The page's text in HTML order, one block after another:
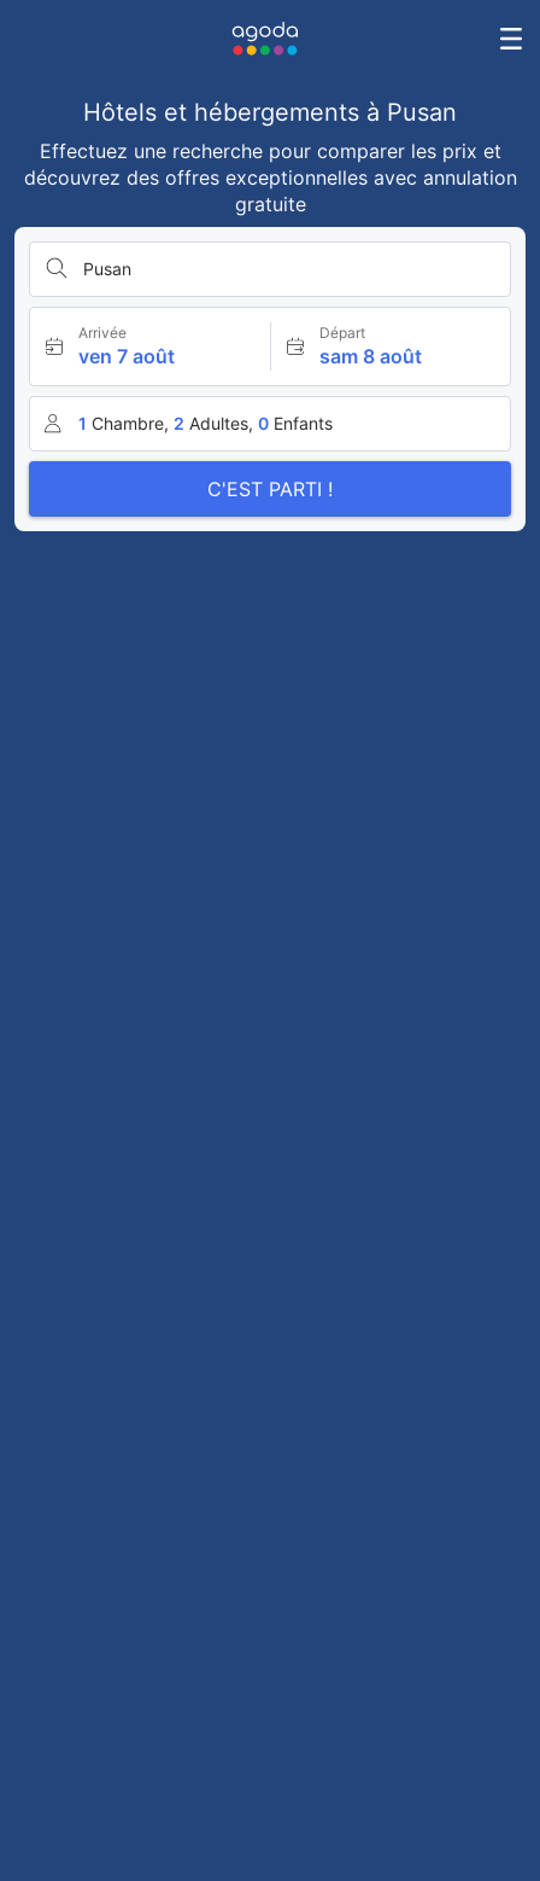
Hôtels et hébergements à Pusan
Effectuez une recherche pour comparer les prix et
découvrez des offres exceptionnelles avec annulation
gratuite
Pusan
Arrivée
ven 7 août
Départ
sam 8 août
1 Chambre, 2 Adultes, 0 Enfants
C'EST PARTI !